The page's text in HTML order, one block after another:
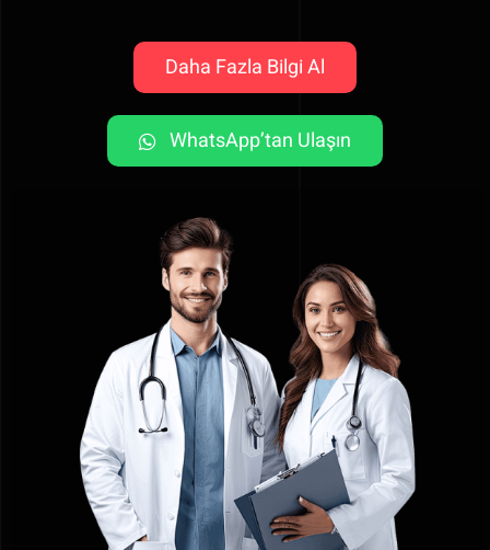
Daha Fazla Bilgi Al
WhatsApp’tan Ulaşın